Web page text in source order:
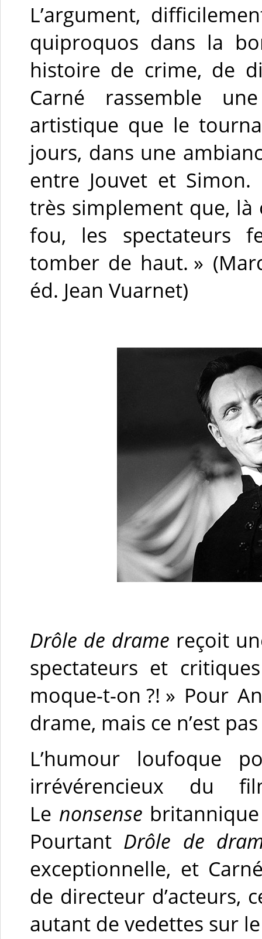
L’argument,
quiproquos dans la
histoire de crime, de
Carné rassemble
artistique que le
jours, dans une
entre Jouvet et Simon.
très simplement que, là
fou, les spectateurs
tomber de haut. »
éd. Jean Vuarnet)
Drôle de drame reçoit
spectateurs et
moque-t-on ?! » Pour
drame, mais ce n’est
L’humour loufoque
irrévérencieux du
Le nonsense
Pourtant Drôle de
exceptionnelle, et
de directeur d’acteurs,
autant de vedettes sur